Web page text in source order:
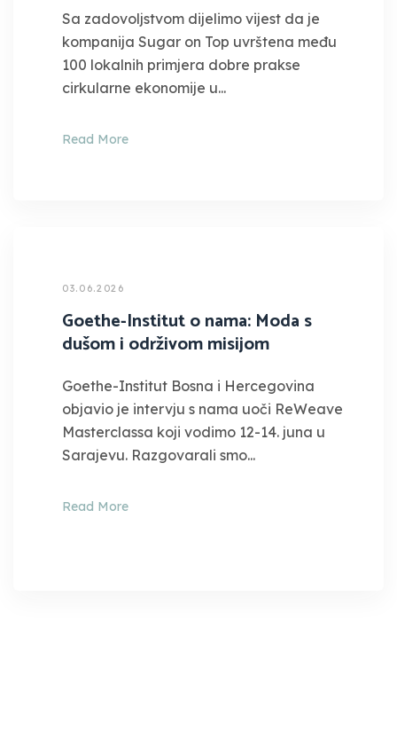
Sa zadovoljstvom dijelimo vijest da je
kompanija Sugar on Top uvrštena među
100 lokalnih primjera dobre prakse
cirkularne ekonomije u...
Read More
03.06.2026
Goethe-Institut o nama: Moda s
dušom i održivom misijom
Goethe-Institut Bosna i Hercegovina
objavio je intervju s nama uoči ReWeave
Masterclassa koji vodimo 12-14. juna u
Sarajevu. Razgovarali smo...
Read More